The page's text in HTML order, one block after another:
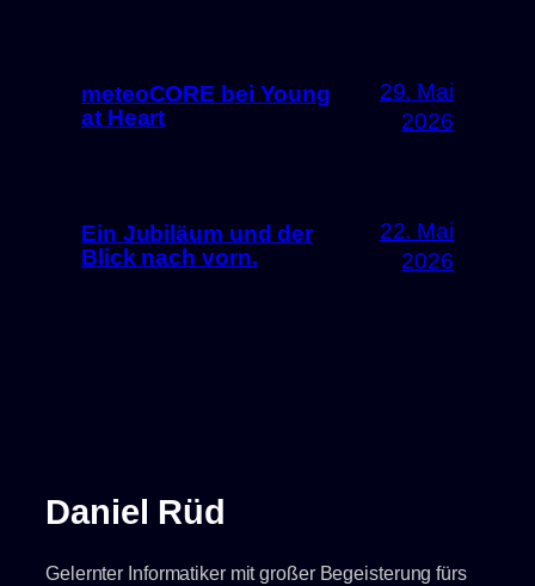
meteoCORE bei Young
at Heart
29. Mai
2026
Ein Jubiläum und der
Blick nach vorn.
22. Mai
2026
Daniel Rüd
Gelernter Informatiker mit großer Begeisterung fürs